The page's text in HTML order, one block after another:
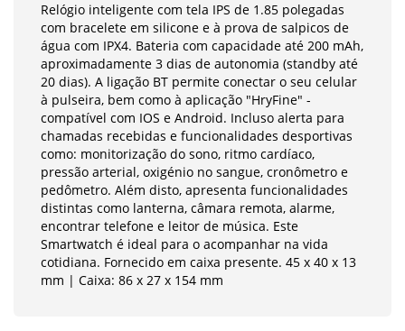
Relógio inteligente com tela IPS de 1.85 polegadas
com bracelete em silicone e à prova de salpicos de
água com IPX4. Bateria com capacidade até 200 mAh,
aproximadamente 3 dias de autonomia (standby até
20 dias). A ligação BT permite conectar o seu celular
à pulseira, bem como à aplicação "HryFine" -
compatível com IOS e Android. Incluso alerta para
chamadas recebidas e funcionalidades desportivas
como: monitorização do sono, ritmo cardíaco,
pressão arterial, oxigénio no sangue, cronômetro e
pedômetro. Além disto, apresenta funcionalidades
distintas como lanterna, câmara remota, alarme,
encontrar telefone e leitor de música. Este
Smartwatch é ideal para o acompanhar na vida
cotidiana. Fornecido em caixa presente. 45 x 40 x 13
mm | Caixa: 86 x 27 x 154 mm